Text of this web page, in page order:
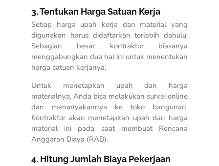
3. Tentukan Harga Satuan Kerja
Setiap harga upah kerja dan material yang
digunakan harus didaftarkan terlebih dahulu.
Sebagian besar kontraktor biasanya
menggabungkan dua hal ini untuk menentukan
harga satuan kerjanya.
Untuk menetapkan upah dan harga
materialnya, Anda bisa melakukan survei online
dan menanyakannya ke toko bangunan.
Kontraktor akan menetapkan upah dan harga
material ini pada saat membuat Rencana
Anggaran Biaya (RAB).
4. Hitung Jumlah Biaya Pekerjaan